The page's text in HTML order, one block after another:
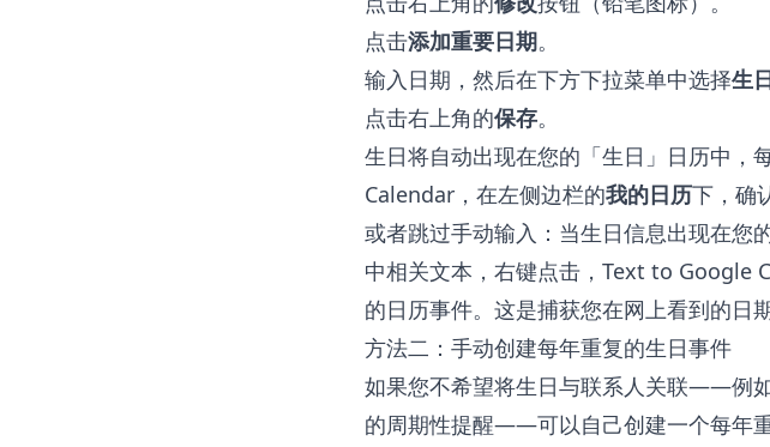
点击添加重要日期。
输入日期，然后在下方下拉菜单中选择生
点击右上角的保存。
生日将自动出现在您的「生日」日历中，
Calendar，在左侧边栏的我的日历下，确
或者跳过手动输入：当生日信息出现在您
中相关文本，右键点击， Text to Google
的日历事件。这是捕获您在网上看到的日
方法二：手动创建每年重复的生日事件
如果您不希望将生日与联系人关联——例
的周期性提醒——可以自己创建一个每年重